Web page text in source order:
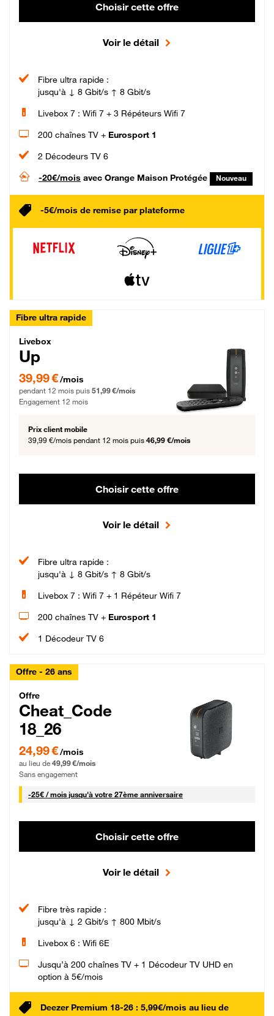
Choisir cette offre
Voir le détail
Fibre ultra rapide :
jusqu'à ↓ 8 Gbit/s ↑ 8 Gbit/s
Livebox 7 : Wifi 7 + 3 Répéteurs Wifi 7
200 chaînes TV + Eurosport 1
2 Décodeurs TV 6
-20€/mois avec Orange Maison Protégée Nouveau
-5€/mois de remise par plateforme
Fibre ultra rapide
Livebox Up Fibre
Livebox
Up
39,99 € par mois pendant 12 mois puis 51,99 € par mois, Engagement 12 mois
39,99 €/mois
pendant 12 mois puis 51,99 €/mois
Engagement 12 mois
Prix client mobile
39,99 €/mois pendant 12 mois puis 46,99 €/mois
Choisir cette offre
Voir le détail
Fibre ultra rapide :
jusqu'à ↓ 8 Gbit/s ↑ 8 Gbit/s
Livebox 7 : Wifi 7 + 1 Répéteur Wifi 7
200 chaînes TV + Eurosport 1
1 Décodeur TV 6
Offre - 26 ans
Cheat_Code Fibre_18_26
Offre
Cheat_Code
18_26
24,99 € par mois pendant 0 mois puis 49,99 € par mois, Sans engagement
24,99 €/mois
au lieu de 49,99 €/mois
Sans engagement
-25€ / mois25 € par mois
jusqu'à votre 27ème anniversaire
Choisir cette offre
Voir le détail
Fibre très rapide :
jusqu'à ↓ 2 Gbit/s ↑ 800 Mbit/s
Livebox 6 : Wifi 6E
Jusqu’à 200 chaînes TV + 1 Décodeur TV UHD en
option à 5€/mois
Deezer Premium 18-26 : 5,99€/mois au lieu de